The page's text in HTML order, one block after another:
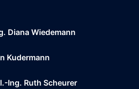
Diana Wiedemann
Kudermann
Ing. Ruth Scheurer